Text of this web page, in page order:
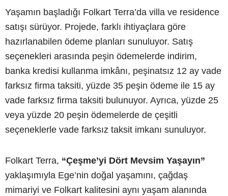
Yaşamın başladığı Folkart Terra’da villa ve residence
satışı sürüyor. Projede, farklı ihtiyaçlara göre
hazırlanabilen ödeme planları sunuluyor. Satış
seçenekleri arasında peşin ödemelerde indirim,
banka kredisi kullanma imkânı, peşinatsız 12 ay vade
farksız firma taksiti, yüzde 35 peşin ödeme ile 15 ay
vade farksız firma taksiti bulunuyor. Ayrıca, yüzde 25
veya yüzde 20 peşin ödemelerde de çeşitli
seçeneklerle vade farksız taksit imkanı sunuluyor.
Folkart Terra, “Çeşme’yi Dört Mevsim Yaşayın”
yaklaşımıyla Ege’nin doğal yaşamını, çağdaş
mimariyi ve Folkart kalitesini aynı yaşam alanında